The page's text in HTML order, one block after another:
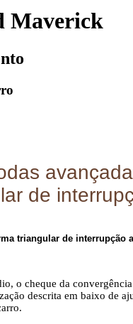
Maverick
de
triangular de interrupção
o cheque da
descrita em baixo de